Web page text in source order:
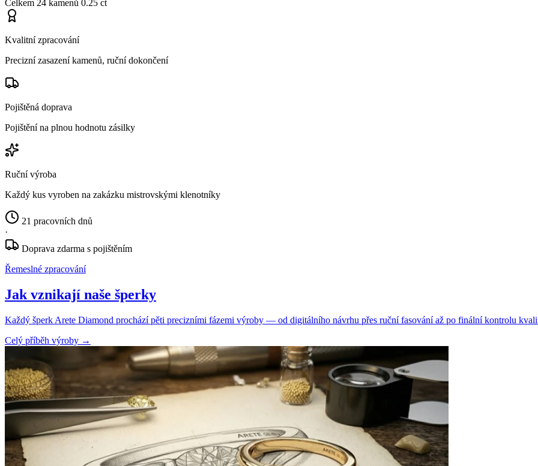
Celkem 24 kamenů 0.25 ct
Kvalitní zpracování
Precizní zasazení kamenů, ruční dokončení
Pojištěná doprava
Pojištění na plnou hodnotu zásilky
Ruční výroba
Každý kus vyroben na zakázku mistrovskými klenotníky
21 pracovních dnů
·
Doprava zdarma s pojištěním
Řemeslné zpracování
Jak vznikají naše šperky
Každý šperk Arete Diamond prochází pěti precizními fázemi výroby — od digitálního návrhu přes ruční fasování až po finální kontrolu
Celý příběh výroby →